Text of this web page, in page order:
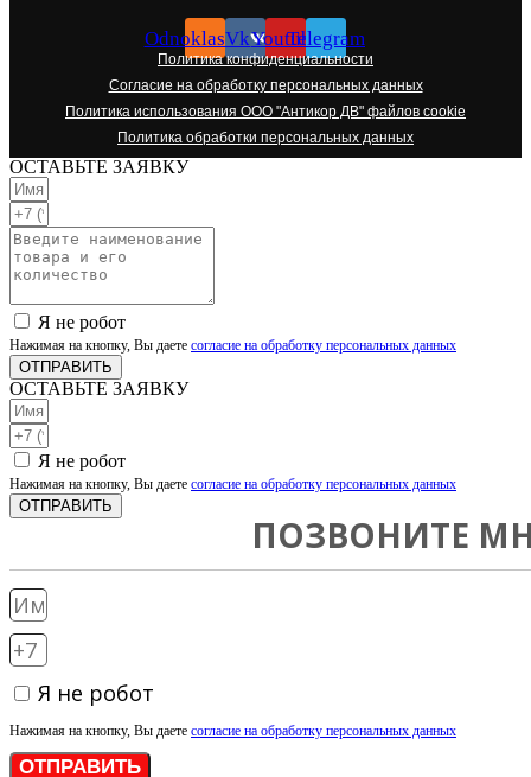
Odnoklassniki
VkYoutubeTelegram
Политика конфиденциальности
Согласие на обработку персональных данных
Политика использования ООО "Антикор ДВ" файлов cookie
Политика обработки персональных данных
ОСТАВЬТЕ ЗАЯВКУ
Я не робот
Нажимая на кнопку, Вы даете согласие на обработку персональных данных
ОТПРАВИТЬ
ОСТАВЬТЕ ЗАЯВКУ
Я не робот
Нажимая на кнопку, Вы даете согласие на обработку персональных данных
ОТПРАВИТЬ
ПОЗВОНИТЕ
Я не робот
Нажимая на кнопку, Вы даете согласие на обработку персональных данных
ОТПРАВИТЬ